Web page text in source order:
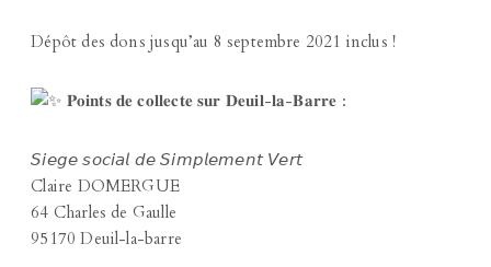
Dépôt des dons jusqu’au 8 septembre 2021 inclus !
𝐏𝐨𝐢𝐧𝐭𝐬 𝐝𝐞 𝐜𝐨𝐥𝐥𝐞𝐜𝐭𝐞 𝐬𝐮𝐫 𝐃𝐞𝐮𝐢𝐥-𝐥𝐚-𝐁𝐚𝐫𝐫𝐞 :
𝘚𝘪𝘦𝘨𝘦 𝘴𝘰𝘤𝘪𝘢𝘭 𝘥𝘦 𝘚𝘪𝘮𝘱𝘭𝘦𝘮𝘦𝘯𝘵 𝘝𝘦𝘳𝘵
Claire DOMERGUE
64 Charles de Gaulle
95170 Deuil-la-barre